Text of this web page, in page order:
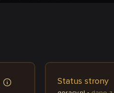
Status strony